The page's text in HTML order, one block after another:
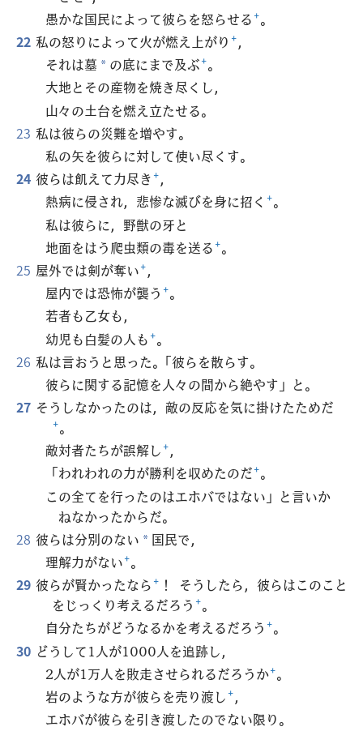
愚かな国民によって彼らを怒らせる+。
22 私の怒りによって火が燃え上がり +，
それは墓 * の底にまで及ぶ+。
大地とその産物を焼き尽くし，
山々の土台を燃え立たせる。
23 私は彼らの災難を増やす。
私の矢を彼らに対して使い尽くす。
24 彼らは飢えて力尽き+，
熱病に侵され，悲惨な滅びを身に招く +。
私は彼らに，野獣の牙と
地面をはう爬虫類の毒を送る+。
25 屋外では剣が奪い+，
屋内では恐怖が襲う +。
若者も乙女も，
幼児も白髪の人も+。
26 私は言おうと思った。「彼らを散らす。
彼らに関する記憶を人々の間から絶やす」と。
27 そうしなかったのは，敵の反応を気に掛けたためだ
+。
敵対者たちが誤解し+，
「われわれの力が勝利を収めたのだ+。
この全てを行ったのはエホバではない」と言いか
ねなかったからだ。
28 彼らは分別のない * 国民で，
理解力がない+。
29 彼らが賢かったなら+ ！ そうしたら，彼らはこのこと
をじっくり考えるだろう +。
自分たちがどうなるかを考えるだろう +。
30 どうして1人が1000人を追跡し，
2人が1万人を敗走させられるだろうか+。
岩のような方が彼らを売り渡し+，
エホバが彼らを引き渡したのでない限り。